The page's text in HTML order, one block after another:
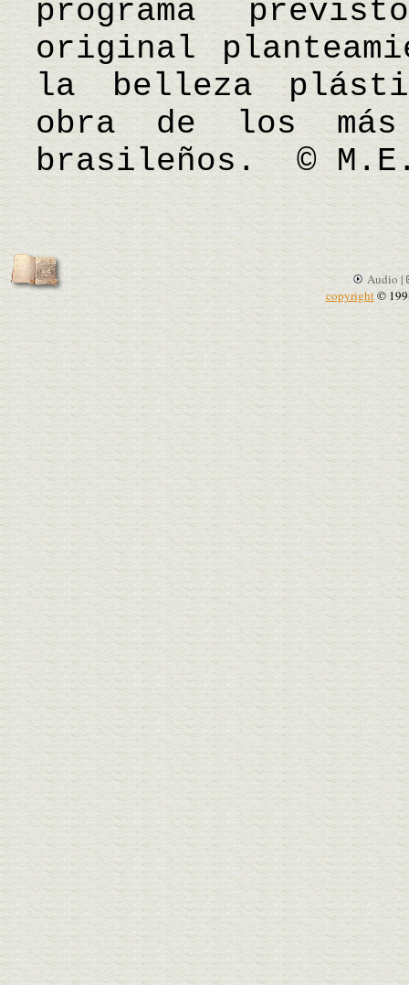
programa
original
la belleza
obra de los
brasileños. ©
Audio |
copyright©